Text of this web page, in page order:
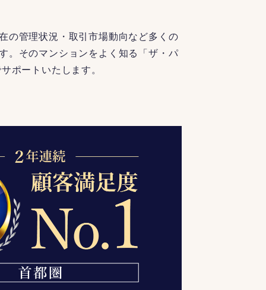
の管理状況・取引市場動向など多くの
。そのマンションをよく知る「ザ・パ
ポートいたします。